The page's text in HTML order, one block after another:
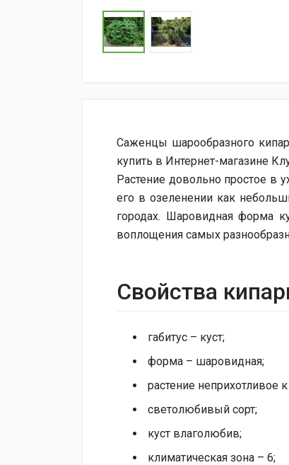
Саженцы шарообразного
купить в Интернет-магазине
Растение довольно простое в
его в озеленении как
городах. Шаровидная форма
воплощения самых
Свойства
габитус – куст;
форма – шаровидная;
растение неприхотливое
светолюбивый сорт;
куст влаголюбив;
климатическая зона – 6;